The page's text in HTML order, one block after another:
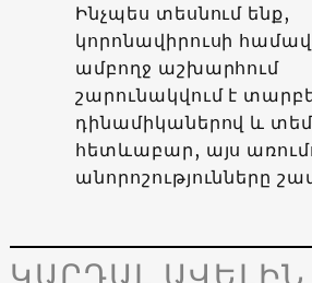
Ինչպես տեսնում ենք,
կորոնավիրուսի
ամբողջ աշխարհում
շարունակվում է
դինամիկաներով և
հետևաբար, այս
անորոշությունները
ԿԱՐԴԱԼ ԱՎԵԼԻՆ